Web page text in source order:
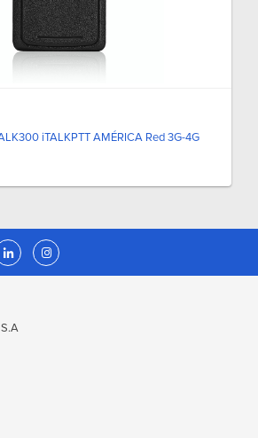
iTALKPTT AMÉRICA Red 3G-4G